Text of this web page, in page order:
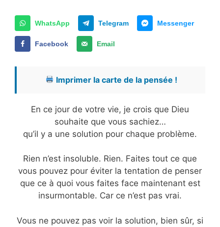
WhatsApp Telegram Messenger
Facebook Email
Imprimer la carte de la pensée !
En ce jour de votre vie, je crois que Dieu
souhaite que vous sachiez…
qu’il y a une solution pour chaque problème.
Rien n’est insoluble. Rien. Faites tout ce que
vous pouvez pour éviter la tentation de penser
que ce à quoi vous faites face maintenant est
insurmontable. Car ce n’est pas vrai.
Vous ne pouvez pas voir la solution, bien sûr, si